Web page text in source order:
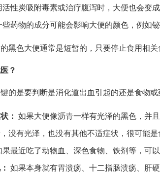
活性炭吸附毒素或治疗腹泻时，大便也会变成
些药物的成分可能会影响大便的颜色，例如铋
黑色大便通常是短暂的，只要停止食用相
？
的是要判断是消化道出血引起的还是食物
： 如果大便像沥青一样有光泽的黑色，并
没有光泽，也没有其他不适症状，很可能
果最近吃了动物血、深色食物、铁剂等，可
如果本身就有胃溃疡、十二指肠溃疡、肝